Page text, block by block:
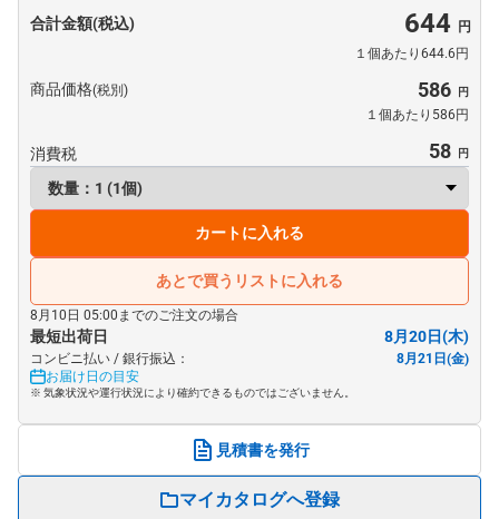
合計金額(税込) 644
１個あたり644.6円
商品価格(税別) 586
１個あたり586円
消費税 58
カートに入れる
あとで買うリストに入れる
8月10日 05:00までのご注文の場合
最短出荷日 8月20日(木)
コンビニ払い / 銀行振込：
8月21日(金)
お届け日の目安
※ 気象状況や運行状況により確約できるものではございません。
見積書を発行
マイカタログへ登録